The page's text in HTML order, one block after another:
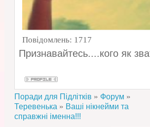
Повідомлень: 1717
Признавайтесь....кого як
Поради для Підлітків » Форум »
Теревенька » Ваші нікнейми та
справжні іменна!!!